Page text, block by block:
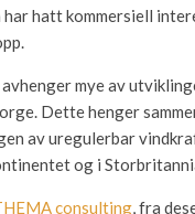
hatt kommersiell
mye av
Dette henger
av uregulerbar
og i
consulting, fra